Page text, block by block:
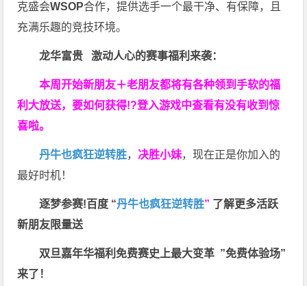
克盛会WSOP合作，提供选手一个最干净、有保障，且
充满乐趣的竞技环境。
龙华富贵 激动人心的赛事福利来袭：
本周开始新朋友＋老朋友都将有各种领到手软的福
利大放送，要如何获得!?登入游戏中查看有没有收到惊
喜啦。
丹牛也疯狂逆转胜， 决胜小妹，现在正是你加入的
最好时机！
逐梦参赛!百度 “丹牛也疯狂逆转胜” 了解更多活跃
新朋友限量送
双旦嘉年华福利免费赛史上最大变革 ”免费体验场”
来了！